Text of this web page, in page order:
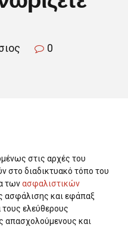
0
στις αρχές του
στο διαδικτυακό τόπο του
τωνασφαλιστικών
ασφάλισης και εφάπαξ
ελεύθερους
απασχολούμενους και